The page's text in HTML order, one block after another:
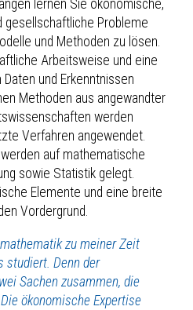
lernen Sie ökonomische,
gesellschaftliche Probleme
und Methoden zu lösen.
Arbeitsweise und eine
und Erkenntnissen
Methoden aus angewandter
werden
Verfahren angewendet.
auf mathematische
sowie Statistik gelegt.
Elemente und eine breite
Vordergrund.
zu meiner Zeit
studiert. Denn der
Sachen zusammen, die
ökonomische Expertise